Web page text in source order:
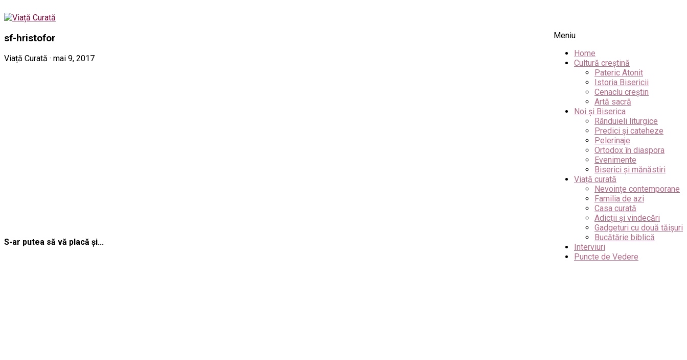
Meniu
Home
Cultură creștină
Pateric Atonit
Istoria Bisericii
Cenaclu creștin
Artă sacră
Noi și Biserica
Rânduieli liturgice
Predici și cateheze
Pelerinaje
Ortodox în diaspora
Evenimente
Biserici și mănăstiri
Viață curată
Nevoințe contemporane
Familia de azi
Casa curată
Adicții și vindecări
Gadgeturi cu două tăișuri
Bucătărie biblică
Interviuri
Puncte de Vedere
sf-hristofor
Viață Curată · mai 9, 2017
S-ar putea să vă placă și...